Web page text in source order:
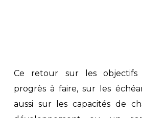
Ce retour sur les objectifs
progrès à faire, sur les
aussi sur les capacités de